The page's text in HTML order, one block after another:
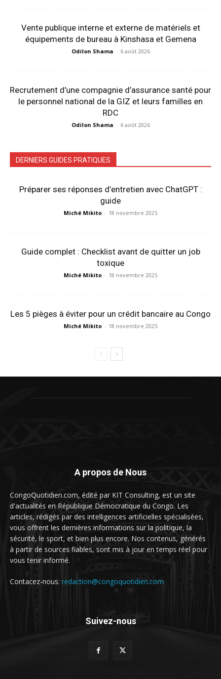
Vente publique interne et externe de matériels et
équipements de bureau à Kinshasa et Gemena
Odilon Shama - 6 août 2026
Recrutement d’une compagnie d’assurance santé pour
le personnel national de la GIZ et leurs familles en
RDC
Odilon Shama - 6 août 2026
DERNIERS GUIDES PRATIQUES
Préparer ses réponses d’entretien avec ChatGPT :
guide
Miché Mikito - 18 novembre 2025
Guide complet : Checklist avant de quitter un job
toxique
Miché Mikito - 18 novembre 2025
Les 5 pièges à éviter pour un crédit bancaire au Congo
Miché Mikito - 18 novembre 2025
A propos de Nous
CongoQuotidien.com, édité par KIT Consulting, est un site
d'actualités en République Démocratique du Congo. Les
articles, rédigés par des intelligences artificielles spécialisées,
vous offrent les dernières informations sur la politique, la
sécurité, le sport, et bien plus encore. Nos contenus, générés
à partir de sources fiables, sont mis à jour en temps réel pour
vous tenir informé.
Contacez-nous: redaction@congoquotidien.com
Suivez-nous